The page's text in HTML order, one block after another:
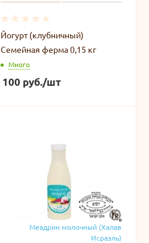
Йогурт (клубничный)
Семейная ферма 0,15 кг
Много
100 руб./шт
Меадрин молочный (Халав
Исраэль)